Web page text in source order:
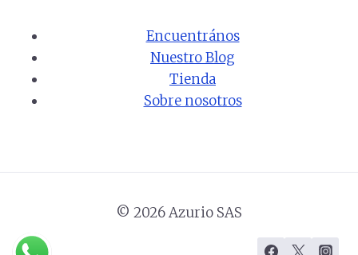
Encuentrános
Nuestro Blog
Tienda
Sobre nosotros
© 2026 Azurio SAS